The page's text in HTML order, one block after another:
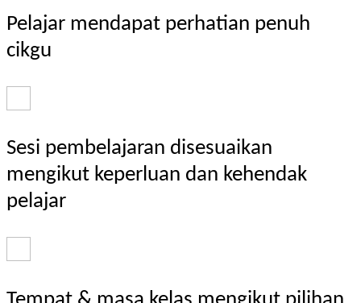
Pelajar mendapat perhatian penuh
cikgu
Sesi pembelajaran disesuaikan
mengikut keperluan dan kehendak
pelajar